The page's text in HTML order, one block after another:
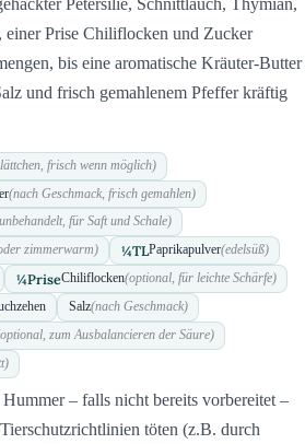
Petersilie, Schnittlauch, Thymian,
einer Prise Chiliflocken und Zucker
bis eine aromatische Kräuter-Butter
und frisch gemahlenem Pfeffer kräftig
frisch wenn möglich)
(nach Geschmack, frisch gemahlen)
für Saft und Schale)
zimmerwarm) ¼TLPaprikapulver(edelsüß)
¼PriseChiliflocken(optional, für leichte Schärfe)
Salz(nach Geschmack)
zum Ausbalancieren der Säure)
– falls nicht bereits vorbereitet –
töten (z.B. durch